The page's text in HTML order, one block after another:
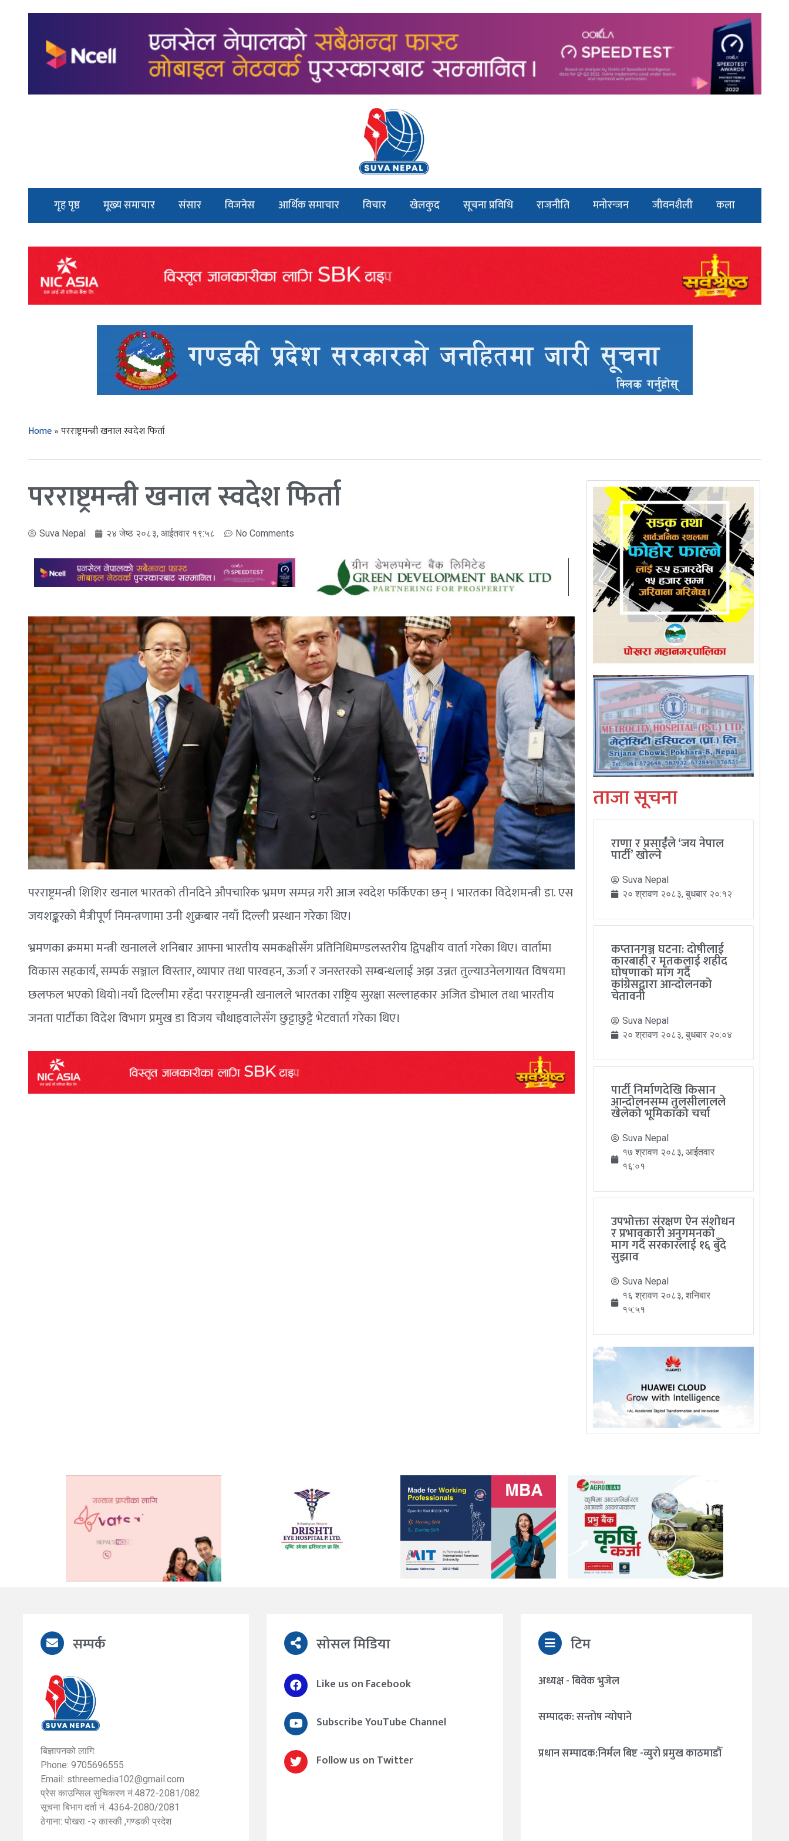
गृह पृष्ठ मूख्य समाचार संसार विजनेस आर्थिक समाचार विचार खेलकुद सूचना प्रविधि राजनीति मनोरन्जन जीवनशैली कला
Home»परराष्ट्रमन्त्री खनाल स्वदेश फिर्ता
परराष्ट्रमन्त्री खनाल स्वदेश फिर्ता
Suva Nepal २४ जेष्ठ २०८३, आईतवार १९:५८ No Comments
परराष्ट्रमन्त्री शिशिर खनाल भारतको तीनदिने औपचारिक भ्रमण सम्पन्न गरी आज स्वदेश फर्किएका छन् । भारतका विदेशमन्त्री डा. एस
जयशङ्करको मैत्रीपूर्ण निमन्त्रणामा उनी शुक्रबार नयाँ दिल्ली प्रस्थान गरेका थिए।
भ्रमणका क्रममा मन्त्री खनालले शनिबार आफ्ना भारतीय समकक्षीसँग प्रतिनिधिमण्डलस्तरीय द्विपक्षीय वार्ता गरेका थिए। वार्तामा
विकास सहकार्य, सम्पर्क सञ्जाल विस्तार, व्यापार तथा पारवहन, ऊर्जा र जनस्तरको सम्बन्धलाई अझ उन्नत तुल्याउनेलगायत विषयमा
छलफल भएको थियो।नयाँ दिल्लीमा रहँदा परराष्ट्रमन्त्री खनालले भारतका राष्ट्रिय सुरक्षा सल्लाहकार अजित डोभाल तथा भारतीय
जनता पार्टीका विदेश विभाग प्रमुख डा विजय चौथाइवालेसँग छुट्टाछुट्टै भेटवार्ता गरेका थिए।
ताजा सूचना
राणा र प्रसाईंले ‘जय नेपाल
पार्टी’ खोल्ने
Suva Nepal
२० श्रावण २०८३, बुधबार २०:१२
कप्तानगञ्ज घटना: दोषीलाई
कारबाही र मृतकलाई शहीद
घोषणाको माग गर्दै
कांग्रेसद्वारा आन्दोलनको
चेतावनी
Suva Nepal
२० श्रावण २०८३, बुधबार २०:०४
पार्टी निर्माणदेखि किसान
आन्दोलनसम्म तुलसीलालले
खेलेको भूमिकाको चर्चा
Suva Nepal
१७ श्रावण २०८३, आईतवार
१६:०१
उपभोक्ता संरक्षण ऐन संशोधन
र प्रभावकारी अनुगमनको
माग गर्दै सरकारलाई १६ बुँदे
सुझाव
Suva Nepal
१६ श्रावण २०८३, शनिबार
१५:५१
सम्पर्क
बिज्ञापनको लागि:
Phone: 9705696555
Email: sthreemedia102@gmail.com
प्रेस काउन्सिल सुचिकरण नं.4872-2081/082
सूचना बिभाग दर्ता नं. 4364-2080/2081
ठेगाना: पोखरा -२ कास्की ,गण्डकी प्रदेश
सोसल मिडिया
Like us on Facebook
Subscribe YouTube Channel
Follow us on Twitter
टिम
अध्यक्ष - बिवेक भुजेल
सम्पादक: सन्तोष न्योपाने
प्रधान सम्पादक:निर्मल बिष्ट -व्युरो प्रमुख काठमाडौँ